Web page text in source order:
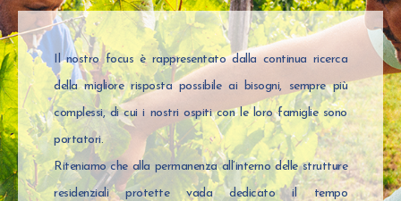
Il nostro focus è rappresentato dalla continua ricerca
della migliore risposta possibile ai bisogni, sempre più
complessi, di cui i nostri ospiti con le loro famiglie sono
portatori.
Riteniamo che alla permanenza all’interno delle strutture
residenziali protette vada dedicato il tempo